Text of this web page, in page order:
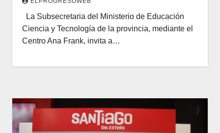
La Subsecretaria del Ministerio de Educación
Ciencia y Tecnología de la provincia, mediante el
Centro Ana Frank, invita a…